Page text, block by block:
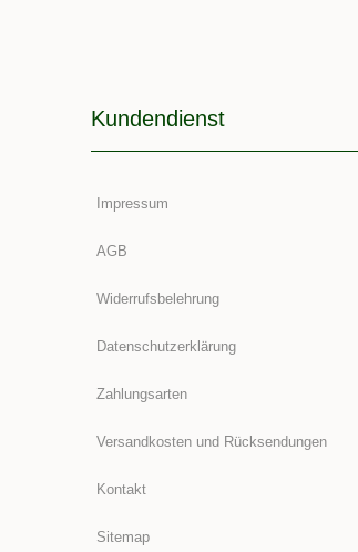
Kundendienst
Impressum
AGB
Widerrufsbelehrung
Datenschutzerklärung
Zahlungsarten
Versandkosten und Rücksendungen
Kontakt
Sitemap